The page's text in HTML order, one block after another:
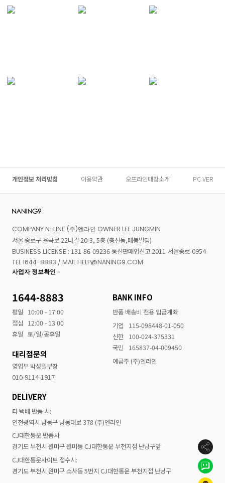
개인정보 처리방침 이용약관 오프라인매장소개 PC VER
COMPANY N-LINE (주)엔라인 OWNER LEE JUNGMIN
서울 종로구 율곡로 22나길 20-3, 5층 (충신동,매봉빌딩)
BUSINESS LICENSE : 131-86-09236 통신판매업신고 2011-서울종로-0954
TEL 1644-8883 / MAIL HELP@NANING9.COM
사업자 정보확인
1644-8883
평일
10:00 - 17:00
점심
12:00 - 13:00
휴일 토/일/공휴일
대리점문의
영업부 박성일부장
010-9114-1917
BANK INFO
반품 배송비 전용 입금계좌
기업
115-098448-01-050
신한
100-024-375331
국민
165837-04-009450
예금주 (주)엔라인
DELIVERY
타 택배 반품 시:
인천광역시 남동구 남동대로 378 (주)엔라인
CJ대한통운 반품시:
경기도 부천시 원미구 원미동 CJ대한통운 부천지점 난닝구앞
CJ대한통운사이트 접수시:
경기도 부천시 원미구 소사동 5번지 CJ대한통운 부천지점 난닝구